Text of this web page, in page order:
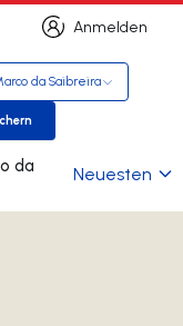
Anmelden
Anmelden
da Saibreira
speichern
Neuesten